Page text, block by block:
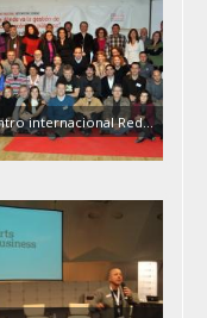
internacional Red…